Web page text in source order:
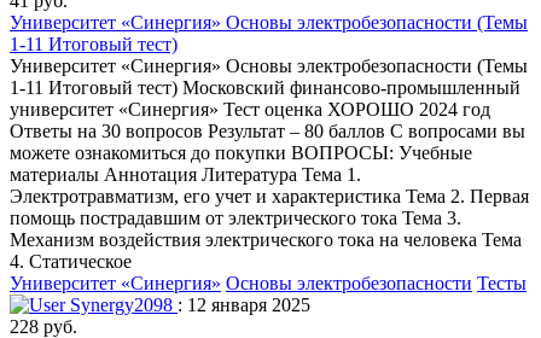
Университет «Синергия» Основы электробезопасности (Темы
1-11 Итоговый тест)
Университет «Синергия» Основы электробезопасности (Темы
1-11 Итоговый тест) Московский финансово-промышленный
университет «Синергия» Тест оценка ХОРОШО 2024 год
Ответы на 30 вопросов Результат – 80 баллов С вопросами вы
можете ознакомиться до покупки ВОПРОСЫ: Учебные
материалы Аннотация Литература Тема 1.
Электротравматизм, его учет и характеристика Тема 2. Первая
помощь пострадавшим от электрического тока Тема 3.
Механизм воздействия электрического тока на человека Тема
4. Статическое
Университет «Синергия» Основы электробезопасности Тесты
Synergy2098 : 12 января 2025
228 руб.